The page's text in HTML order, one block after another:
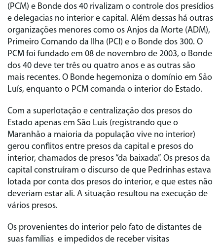
(PCM) e Bonde dos 40 rivalizam o controle dos presídios
e delegacias no interior e capital. Além dessas há outras
organizações menores como os Anjos da Morte (ADM),
Primeiro Comando da Ilha (PCI) e o Bonde dos 300. O
PCM foi fundado em 08 de novembro de 2003, o Bonde
dos 40 deve ter três ou quatro anos e as outras são
mais recentes. O Bonde hegemoniza o domínio em São
Luís, enquanto o PCM comanda o interior do Estado.
Com a superlotação e centralização dos presos do
Estado apenas em São Luís (registrando que o
Maranhão a maioria da população vive no interior)
gerou conflitos entre presos da capital e presos do
interior, chamados de presos “da baixada”. Os presos da
capital construíram o discurso de que Pedrinhas estava
lotada por conta dos presos do interior, e que estes não
deveriam estar ali. A situação resultou na execução de
vários presos.
Os provenientes do interior pelo fato de distantes de
suas famílias e impedidos de receber visitas